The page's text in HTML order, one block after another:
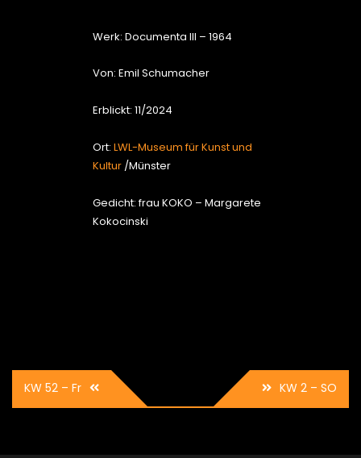
Werk: Documenta III – 1964
Von: Emil Schumacher
Erblickt: 11/2024
Ort: LWL-Museum für Kunst und
Kultur /Münster
Gedicht: frau KOKO – Margarete
Kokocinski
Beitrags-
Navigation
KW 52 – Fr KW 2 – SO